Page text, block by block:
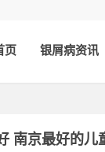
页 银屑病资讯
南京最好的儿